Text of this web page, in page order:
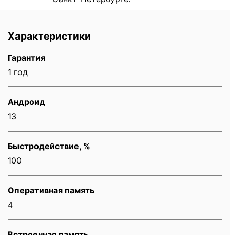
Характеристики
Гарантия
1 год
Андроид
13
Быстродействие, %
100
Оперативная память
4